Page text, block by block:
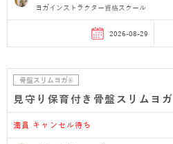
ヨガインストラクター資格スクール
2026-08-29
骨盤スリムヨガ®
満員 キャンセル待ち